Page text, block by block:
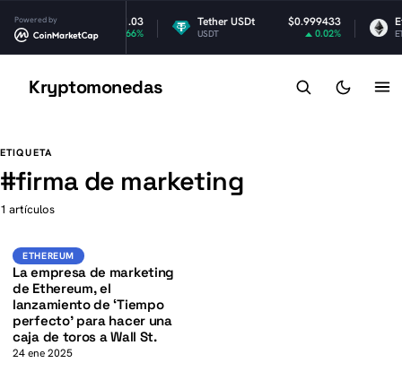
Powered by $1.03
0.66%
Tether USDt $0.999433
USDT 0.02% ETH
Kryptomonedas
ETIQUETA
#firma de marketing
1 artículos
ETHEREUMETH
K
ETHEREUM
La empresa de marketing
de Ethereum, el
lanzamiento de ‘Tiempo
perfecto’ para hacer una
caja de toros a Wall St.
24 ene 2025